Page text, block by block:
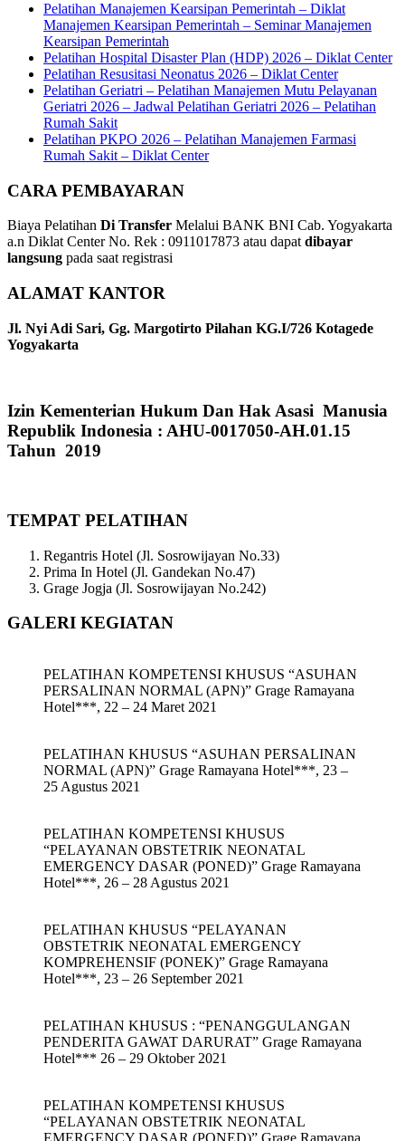
Pelatihan Manajemen Kearsipan Pemerintah – Diklat
Manajemen Kearsipan Pemerintah – Seminar Manajemen
Kearsipan Pemerintah
Pelatihan Hospital Disaster Plan (HDP) 2026 – Diklat Center
Pelatihan Resusitasi Neonatus 2026 – Diklat Center
Pelatihan Geriatri – Pelatihan Manajemen Mutu Pelayanan
Geriatri 2026 – Jadwal Pelatihan Geriatri 2026 – Pelatihan
Rumah Sakit
Pelatihan PKPO 2026 – Pelatihan Manajemen Farmasi
Rumah Sakit – Diklat Center
CARA PEMBAYARAN
Biaya Pelatihan Di Transfer Melalui BANK BNI Cab. Yogyakarta
a.n Diklat Center No. Rek : 0911017873 atau dapatdibayar
langsung pada saat registrasi
ALAMAT KANTOR
Jl. Nyi Adi Sari, Gg. Margotirto Pilahan KG.I/726 Kotagede
Yogyakarta
Izin Kementerian Hukum Dan Hak Asasi Manusia
Republik Indonesia : AHU-0017050-AH.01.15
Tahun 2019
TEMPAT PELATIHAN
Regantris Hotel (Jl. Sosrowijayan No.33)
Prima In Hotel (Jl. Gandekan No.47)
Grage Jogja (Jl. Sosrowijayan No.242)
GALERI KEGIATAN
PELATIHAN KOMPETENSI KHUSUS “ASUHAN
PERSALINAN NORMAL (APN)” Grage Ramayana
Hotel***, 22 – 24 Maret 2021
PELATIHAN KHUSUS “ASUHAN PERSALINAN
NORMAL (APN)” Grage Ramayana Hotel***, 23 –
25 Agustus 2021
PELATIHAN KOMPETENSI KHUSUS
“PELAYANAN OBSTETRIK NEONATAL
EMERGENCY DASAR (PONED)” Grage Ramayana
Hotel***, 26 – 28 Agustus 2021
PELATIHAN KHUSUS “PELAYANAN
OBSTETRIK NEONATAL EMERGENCY
KOMPREHENSIF (PONEK)” Grage Ramayana
Hotel***, 23 – 26 September 2021
PELATIHAN KHUSUS : “PENANGGULANGAN
PENDERITA GAWAT DARURAT” Grage Ramayana
Hotel*** 26 – 29 Oktober 2021
PELATIHAN KOMPETENSI KHUSUS
“PELAYANAN OBSTETRIK NEONATAL